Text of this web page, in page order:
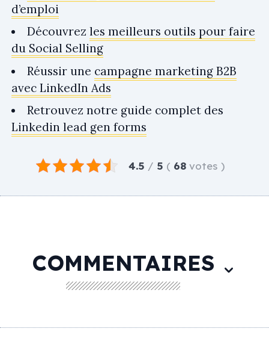
d’emploi
Découvrez les meilleurs outils pour faire
du Social Selling
Réussir une campagne marketing B2B
avec LinkedIn Ads
Retrouvez notre guide complet des
Linkedin lead gen forms
4.5 / 5 ( 68 votes )
COMMENTAIRES